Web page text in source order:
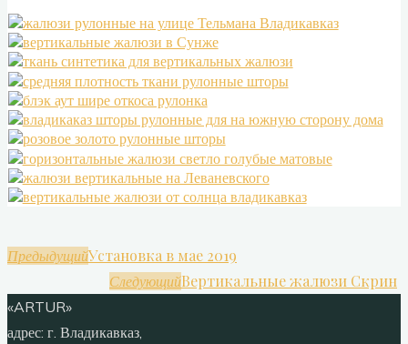
ПредыдущийУстановка в мае 2019
СледующийВертикальные жалюзи Скрин
«ARTUR»
адрес: г. Владикавказ,